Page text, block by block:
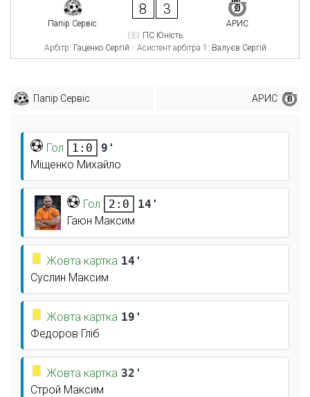
Папір Сервіс
8 3
АРИС
ПС Юність
Арбітр: Гаценко Сергій Асистент арбітра 1: Валуєв Сергій
Папір Сервіс АРИС
Гол 1:0
9'
Міщенко Михайло
Гол 2:0
14'
Гаюн Максим
Жовта картка 14'
Суслин Максим
Жовта картка 19'
Федоров Гліб
Жовта картка 32'
Строй Максим